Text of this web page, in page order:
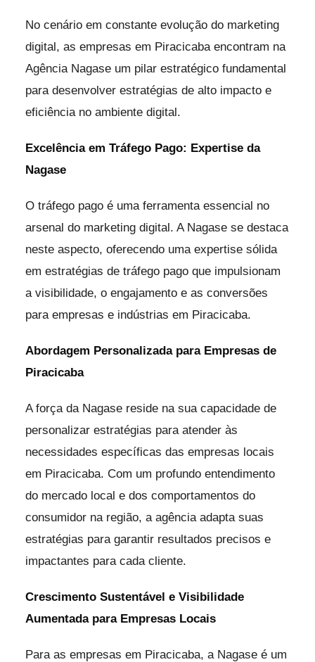
No cenário em constante evolução do marketing
digital, as empresas em Piracicaba encontram na
Agência Nagase um pilar estratégico fundamental
para desenvolver estratégias de alto impacto e
eficiência no ambiente digital.
Excelência em Tráfego Pago: Expertise da
Nagase
O tráfego pago é uma ferramenta essencial no
arsenal do marketing digital. A Nagase se destaca
neste aspecto, oferecendo uma expertise sólida
em estratégias de tráfego pago que impulsionam
a visibilidade, o engajamento e as conversões
para empresas e indústrias em Piracicaba.
Abordagem Personalizada para Empresas de
Piracicaba
A força da Nagase reside na sua capacidade de
personalizar estratégias para atender às
necessidades específicas das empresas locais
em Piracicaba. Com um profundo entendimento
do mercado local e dos comportamentos do
consumidor na região, a agência adapta suas
estratégias para garantir resultados precisos e
impactantes para cada cliente.
Crescimento Sustentável e Visibilidade
Aumentada para Empresas Locais
Para as empresas em Piracicaba, a Nagase é um